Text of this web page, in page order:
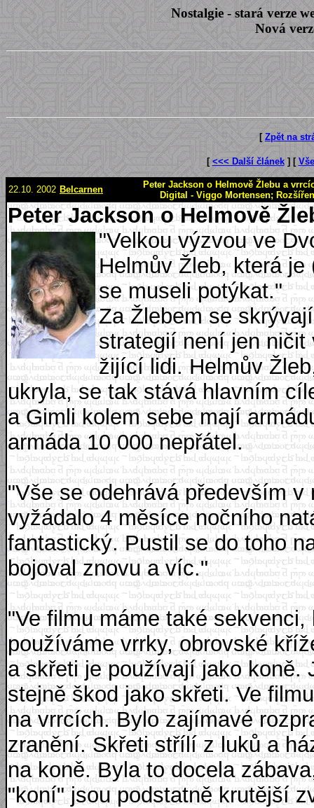
Nostalgie - stará verze
Nová
[ Zpět na
[ <<< Další článek] [
22.10. 2002 Belcarnen
Peter Jackson o Helmově Žlebu a
Digital - Viggo Mortensen;
Peter Jackson o Helmově
"Velkou výzvou ve
Helmův Žleb, která
se museli potýkat."
Za Žlebem se
strategií není jen
žijící lidi. Helmův
ukryla, se tak stává hlavním
a Gimli kolem sebe mají
armáda 10 000 nepřátel.
"Vše se odehrává především
vyžádalo 4 měsíce nočního
fantastický. Pustil se do toho
bojoval znovu a víc."
"Ve filmu máme také
používáme vrrky, obrovské
a skřeti je používají jako koně.
stejně škod jako skřeti. Ve
na vrrcích. Bylo zajímavé
zranění. Skřeti střílí z luků a
na koně. Byla to docela
"koní" jsou podstatně krutější